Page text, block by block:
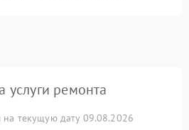
услуги ремонта
текущую дату 09.08.2026